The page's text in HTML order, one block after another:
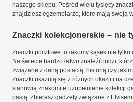
naszego sklepu. Pośród wielu tysięcy
znajdziesz egzemplarze, które mają swoją
Znaczki kolekcjonerskie – nie
Znaczki pocztowe to łakomy kąsek nie
Na świecie bardzo łatwo znaleźć ludzi,
związane z daną postacią, historią czy
Znaczki ukazują się z różnych okazji i na
stanowią znakomite uzupełnienie kolekcji
pasją. Zbierasz gadżety związane z